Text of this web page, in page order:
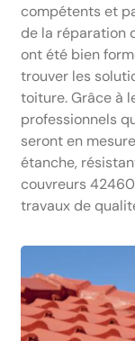
compétents et
de la réparation
ont été bien
trouver les
toiture. Grâce à
professionnels
seront en
étanche,
couvreurs
travaux de